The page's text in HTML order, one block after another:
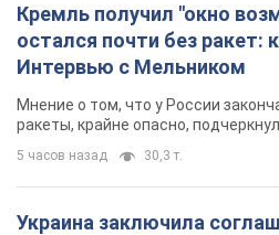
Кремль получил "окно
остался почти без ракет:
Интервью с Мельником
Мнение о том, что у России
ракеты, крайне опасно,
5 часов назад 30,3 т.
Украина заключила